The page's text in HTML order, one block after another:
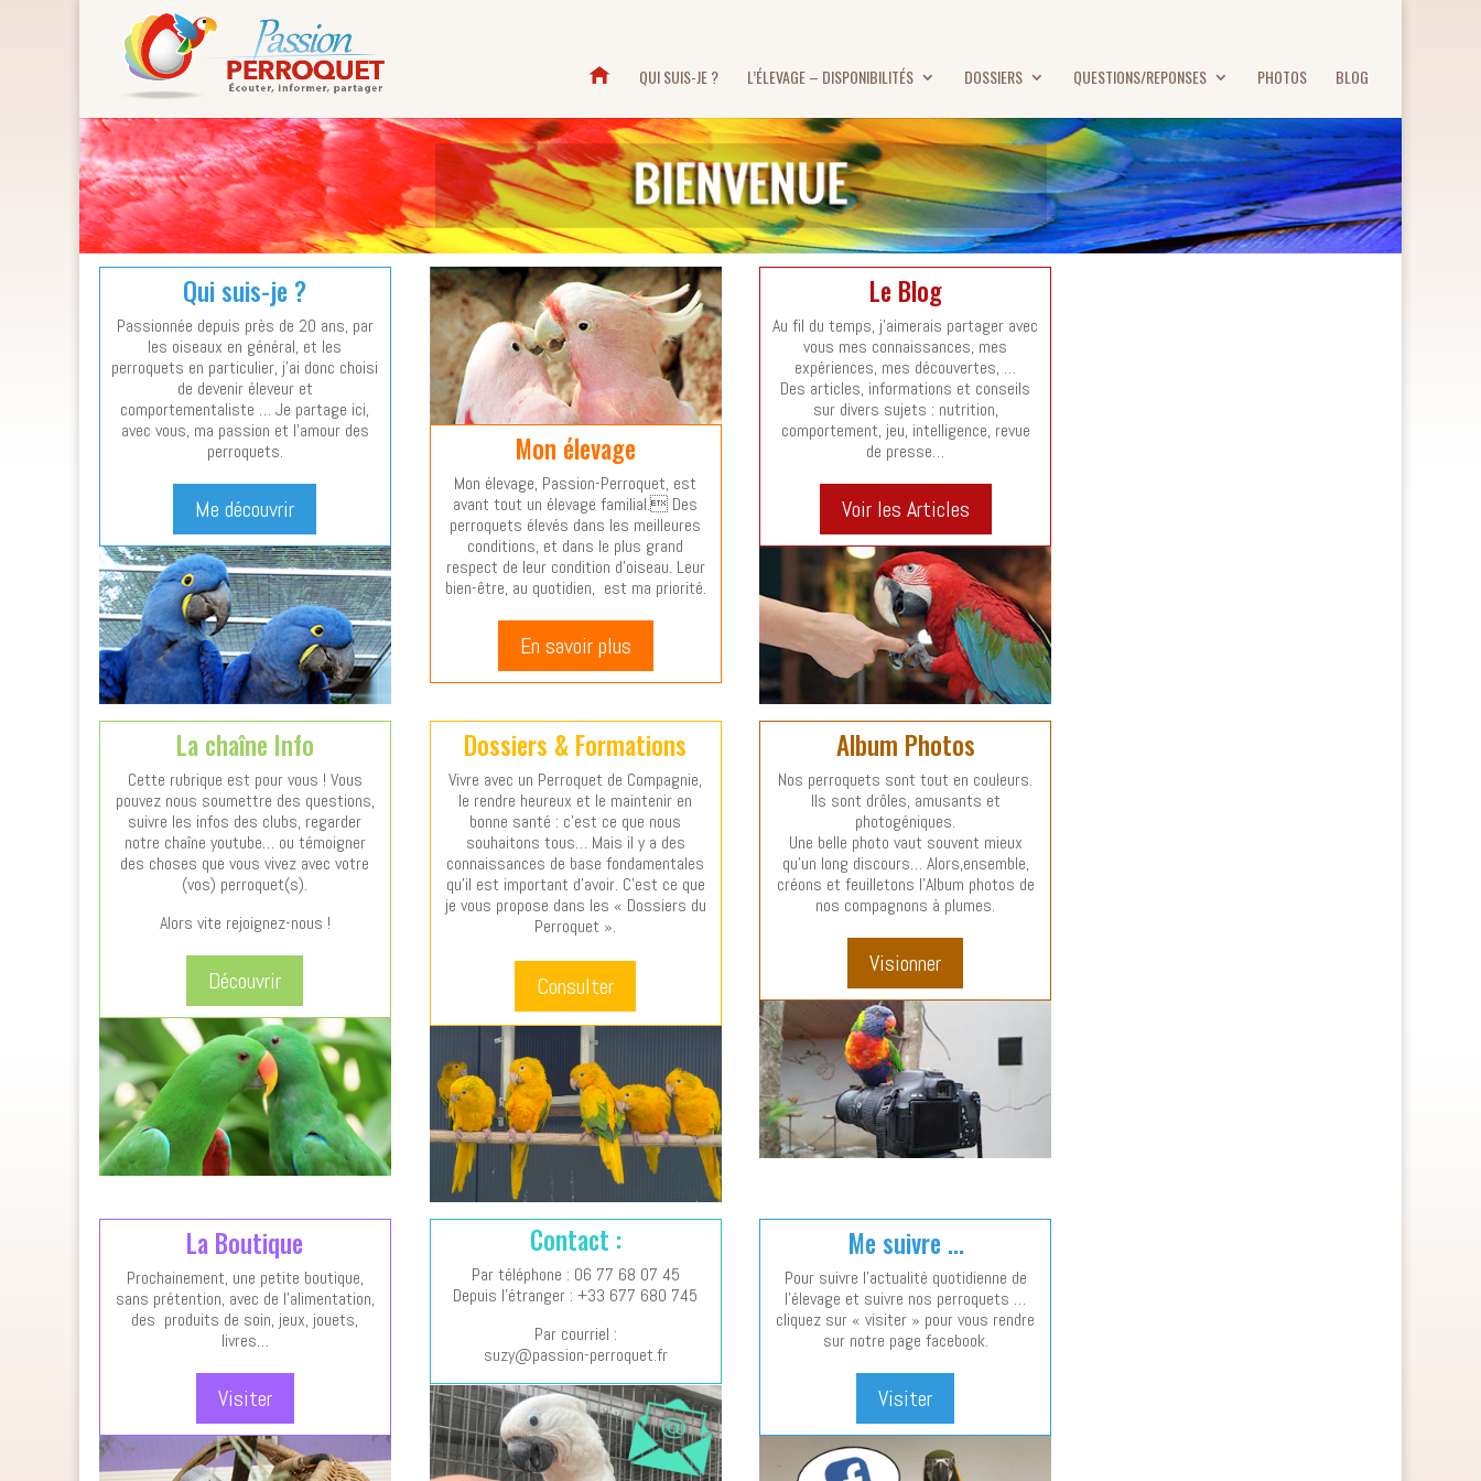
QUI SUIS-JE ? L’ÉLEVAGE – DISPONIBILITÉS DOSSIERS QUESTIONS/REPONSES PHOTOS BLOG
Qui suis-je ?
Passionnée depuis près de 20 ans, par
les oiseaux en général, et les
perroquets en particulier, j’ai donc choisi
de devenir éleveur et
comportementaliste … Je partage ici,
avec vous, ma passion et l’amour des
perroquets.
Me découvrir
Mon élevage
Mon élevage, Passion-Perroquet, est
avant tout un élevage familial. Des
perroquets élevés dans les meilleures
conditions, et dans le plus grand
respect de leur condition d’oiseau. Leur
bien-être, au quotidien, est ma priorité.
En savoir plus
Le Blog
Au fil du temps, j’aimerais partager avec
vous mes connaissances, mes
expériences, mes découvertes, …
Des articles, informations et conseils
sur divers sujets : nutrition,
comportement, jeu, intelligence, revue
de presse…
Voir les Articles
La chaîne Info
Cette rubrique est pour vous ! Vous
pouvez nous soumettre des questions,
suivre les infos des clubs, regarder
notre chaîne youtube… ou témoigner
des choses que vous vivez avec votre
(vos) perroquet(s).
Alors vite rejoignez-nous !
Découvrir
Dossiers & Formations
Vivre avec un Perroquet de Compagnie,
le rendre heureux et le maintenir en
bonne santé : c’est ce que nous
souhaitons tous… Mais il y a des
connaissances de base fondamentales
qu’il est important d’avoir. C’est ce que
je vous propose dans les « Dossiers du
Perroquet ».
Consulter
Album Photos
Nos perroquets sont tout en couleurs.
Ils sont drôles, amusants et
photogéniques.
Une belle photo vaut souvent mieux
qu’un long discours… Alors,ensemble,
créons et feuilletons l’Album photos de
nos compagnons à plumes.
Visionner
La Boutique
Prochainement, une petite boutique,
sans prétention, avec de l’alimentation,
des produits de soin, jeux, jouets,
livres…
Visiter
Contact :
Par téléphone : 06 77 68 07 45
Depuis l’étranger : +33 677 680 745
Par courriel :
suzy@passion-perroquet.fr
Me suivre ...
Pour suivre l’actualité quotidienne de
l’élevage et suivre nos perroquets …
cliquez sur « visiter » pour vous rendre
sur notre page facebook.
Visiter